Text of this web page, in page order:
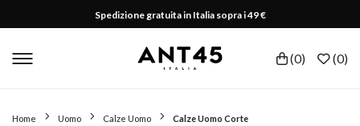
Spedizione gratuita in Italia sopra i 49 €
(0) (0)
Home Uomo Calze Uomo Calze Uomo Corte